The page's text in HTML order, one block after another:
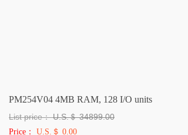
PM254V04 4MB RAM, 128 I/O units
List price： U.S.＄34899.00
Price： U.S.＄ 0.00